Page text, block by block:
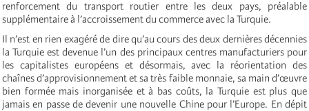
renforcement du transport routier entre les deux pays, préalable
supplémentaire à l’accroissement du commerce avec la Turquie.
Il n’est en rien exagéré de dire qu’au cours des deux dernières décennies
la Turquie est devenue l’un des principaux centres manufacturiers pour
les capitalistes européens et désormais, avec la réorientation des
chaînes d’approvisionnement et sa très faible monnaie, sa main d’œuvre
bien formée mais inorganisée et à bas coûts, la Turquie est plus que
jamais en passe de devenir une nouvelle Chine pour l’Europe. En dépit